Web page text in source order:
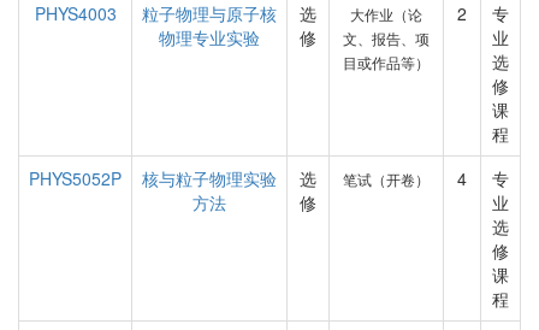
PHYS4003
粒子物理与原子核
物理专业实验
选
修
大作业（论
文、报告、项
目或作品等）
2
专
业
选
修
课
程
PHYS5052P
核与粒子物理实验
方法
选
修
笔试（开卷） 4
专
业
选
修
课
程